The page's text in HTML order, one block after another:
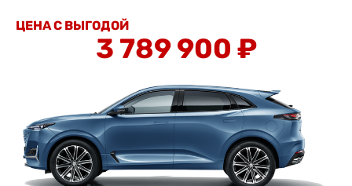
ЦЕНА С ВЫГОДОЙ
3 789 900 ₽